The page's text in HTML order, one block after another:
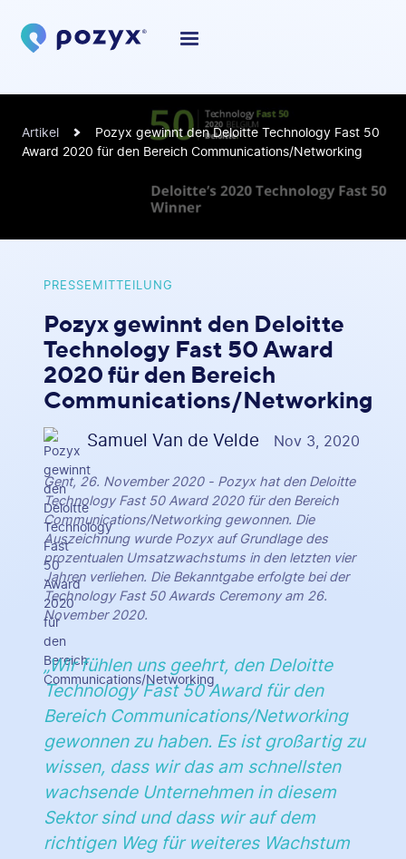
Artikel
Pozyx gewinnt den Deloitte Technology Fast 50
Award 2020 für den Bereich Communications/Networking
PRESSEMITTEILUNG
Pozyx gewinnt den Deloitte
Technology Fast 50 Award
2020 für den Bereich
Communications/Networking
Samuel Van de Velde Nov 3, 2020
Gent, 26. November 2020 - Pozyx hat den Deloitte
Technology Fast 50 Award 2020 für den Bereich
Communications/Networking gewonnen. Die
Auszeichnung wurde Pozyx auf Grundlage des
prozentualen Umsatzwachstums in den letzten vier
Jahren verliehen. Die Bekanntgabe erfolgte bei der
Technology Fast 50 Awards Ceremony am 26.
November 2020.
„Wir fühlen uns geehrt, den Deloitte
Technology Fast 50 Award für den
Bereich Communications/Networking
gewonnen zu haben. Es ist großartig zu
wissen, dass wir das am schnellsten
wachsende Unternehmen in diesem
Sektor sind und dass wir auf dem
richtigen Weg für weiteres Wachstum